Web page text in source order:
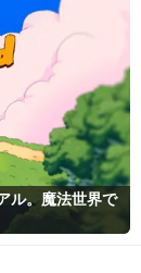
ル。魔法世界で